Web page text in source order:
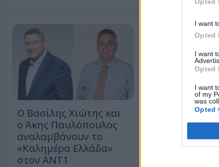
I want
Opted
I want
Opted
I want
of my
was
Opted
Ο Βασίλης Χιώτης και
ο Άκης Παυλόπουλος
αναλαμβάνουν το
«Καλημέρα Ελλάδα»
στον ΑΝΤ1
25 νέους
ΜΠΕ